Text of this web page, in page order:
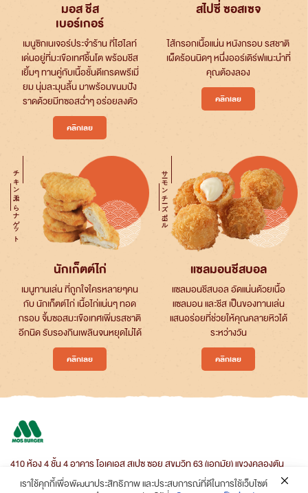
มอส ชีส
เบอร์เกอร์
เมนูซิกเนเจอร์ประจำร้าน ที่ไฮไลท์
เด่นอยู่ที่มะเขือเทศชิ้นโต พร้อมชีส
เยิ้มๆ ทานคู่กับเนื้อชั้นดีเกรดพรีเมี่
ยม นุ่มละมุนลิ้น มาพร้อมขนมปัง
ราดด้วยมีทซอสฉ่ำๆ อร่อยลงตัว
คลิกเลย
สไปซี่ ซอสเซจ
ไส้กรอกเนื้อแน่น หนังกรอบ รสชาติ
เผ็ดร้อนนิดๆ หนึ่งออร์เดิร์ฟแนะนำที่
คุณต้องลอง
คลิกเลย
チキン天ぷらナゲット
นักเก็ตต์ไก่
เมนูทานเล่น ที่ถูกใจใครหลายๆคน
กับ นักเก็ตต์ไก่ เนื้อไก่แน่นๆ ทอด
กรอบ จิ้มซอสมะเขือเทศเพิ่มรสชาติ
อีกนิด รับรองกินเพลินจนหยุดไม่ได้
คลิกเลย
サーモンチーズボール
แซลมอนชีสบอล
แซลมอนชีสบอล อัดแน่นด้วยเนื้อ
แซลมอน และชีส เป็นของทานเล่น
แสนอร่อยที่ช่วยให้คุณคลายหิวได้
ระหว่างวัน
คลิกเลย
410 ห้อง 4 ชั้น 4 อาคาร โอเคเอส สเปซ ซอย สุขุมวิท 63 (เอกมัย) แขวงคลองตัน
เหนือ เขตวัฒนา กรุงเทพมหานคร 10110
เราใช้คุกกี้เพื่อพัฒนาประสิทธิภาพ และประสบการณ์ที่ดีในการใช้เว็บไซต์